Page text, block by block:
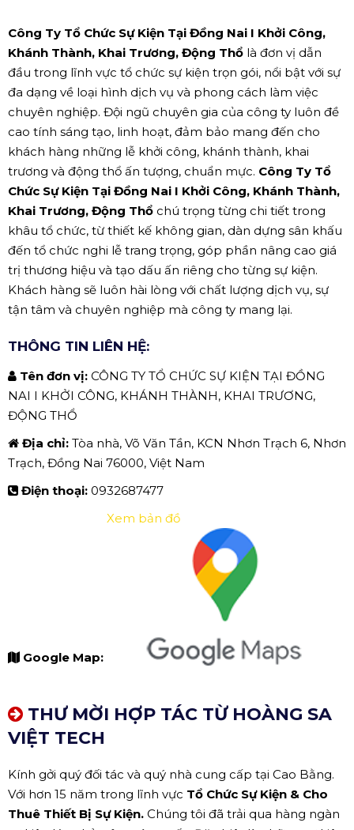
Công Ty Tổ Chức Sự Kiện Tại Đồng Nai I Khởi Công,
Khánh Thành, Khai Trương, Động Thổ là đơn vị dẫn
đầu trong lĩnh vực tổ chức sự kiện trọn gói, nổi bật với sự
đa dạng về loại hình dịch vụ và phong cách làm việc
chuyên nghiệp. Đội ngũ chuyên gia của công ty luôn đề
cao tính sáng tạo, linh hoạt, đảm bảo mang đến cho
khách hàng những lễ khởi công, khánh thành, khai
trương và động thổ ấn tượng, chuẩn mực. Công Ty Tổ
Chức Sự Kiện Tại Đồng Nai I Khởi Công, Khánh Thành,
Khai Trương, Động Thổ chú trọng từng chi tiết trong
khâu tổ chức, từ thiết kế không gian, dàn dựng sân khấu
đến tổ chức nghi lễ trang trọng, góp phần nâng cao giá
trị thương hiệu và tạo dấu ấn riêng cho từng sự kiện.
Khách hàng sẽ luôn hài lòng với chất lượng dịch vụ, sự
tận tâm và chuyên nghiệp mà công ty mang lại.
THÔNG TIN LIÊN HỆ:
Tên đơn vị: CÔNG TY TỔ CHỨC SỰ KIỆN TẠI ĐỒNG
NAI I KHỞI CÔNG, KHÁNH THÀNH, KHAI TRƯƠNG,
ĐỘNG THỔ
Địa chỉ: Tòa nhà, Võ Văn Tần, KCN Nhơn Trạch 6, Nhơn
Trạch, Đồng Nai 76000, Việt Nam
Điện thoại: 0932687477
Google Map:
Xem bản đồ
THƯ MỜI HỢP TÁC TỪ HOÀNG SA
VIỆT TECH
Kính gởi quý đối tác và quý nhà cung cấp tại Cao Bằng.
Với hơn 15 năm trong lĩnh vực Tổ Chức Sự Kiện & Cho
Thuê Thiết Bị Sự Kiện. Chúng tôi đã trải qua hàng ngàn